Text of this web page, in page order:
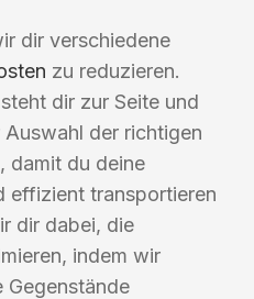
dir verschiedene
zu reduzieren.
dir zur Seite und
der richtigen
damit du deine
effizient transportieren
dir dabei, die
indem wir
Gegenstände